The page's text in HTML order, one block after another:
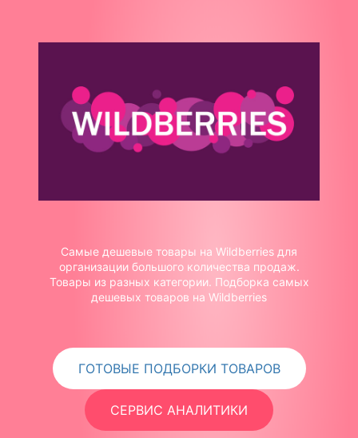
Самые дешевые товары на Wildberries для
организации большого количества продаж.
Товары из разных категории. Подборка самых
дешевых товаров на Wildberries
ГОТОВЫЕ ПОДБОРКИ ТОВАРОВ
СЕРВИС АНАЛИТИКИ